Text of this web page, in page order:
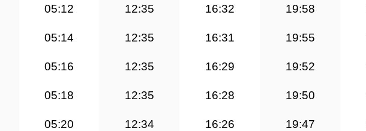
05:12 12:35 16:32 19:58
05:14 12:35 16:31 19:55
05:16 12:35 16:29 19:52
05:18 12:35 16:28 19:50
05:20 12:34 16:26 19:47